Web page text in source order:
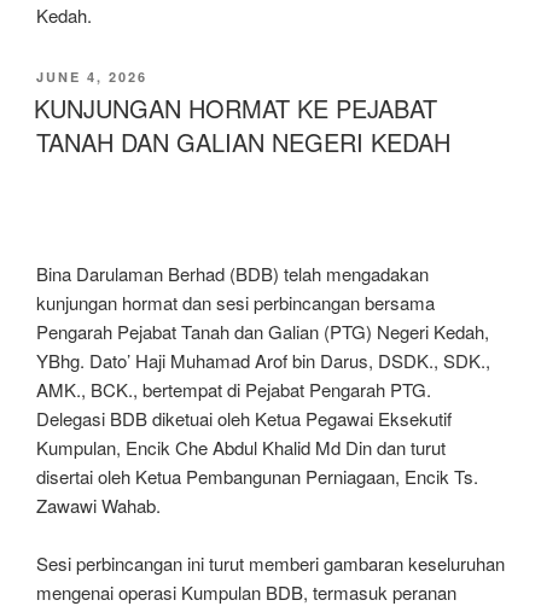
Kedah.
JUNE 4, 2026
KUNJUNGAN HORMAT KE PEJABAT
TANAH DAN GALIAN NEGERI KEDAH
Bina Darulaman Berhad (BDB) telah mengadakan
kunjungan hormat dan sesi perbincangan bersama
Pengarah Pejabat Tanah dan Galian (PTG) Negeri Kedah,
YBhg. Dato’ Haji Muhamad Arof bin Darus, DSDK., SDK.,
AMK., BCK., bertempat di Pejabat Pengarah PTG.
Delegasi BDB diketuai oleh Ketua Pegawai Eksekutif
Kumpulan, Encik Che Abdul Khalid Md Din dan turut
disertai oleh Ketua Pembangunan Perniagaan, Encik Ts.
Zawawi Wahab.
Sesi perbincangan ini turut memberi gambaran keseluruhan
mengenai operasi Kumpulan BDB, termasuk peranan